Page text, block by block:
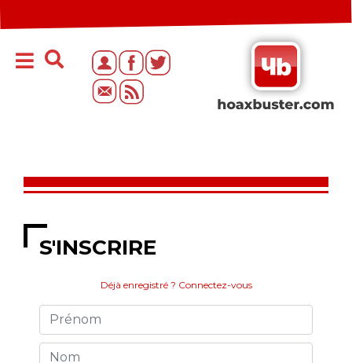
S'INSCRIRE
Déjà enregistré ? Connectez-vous